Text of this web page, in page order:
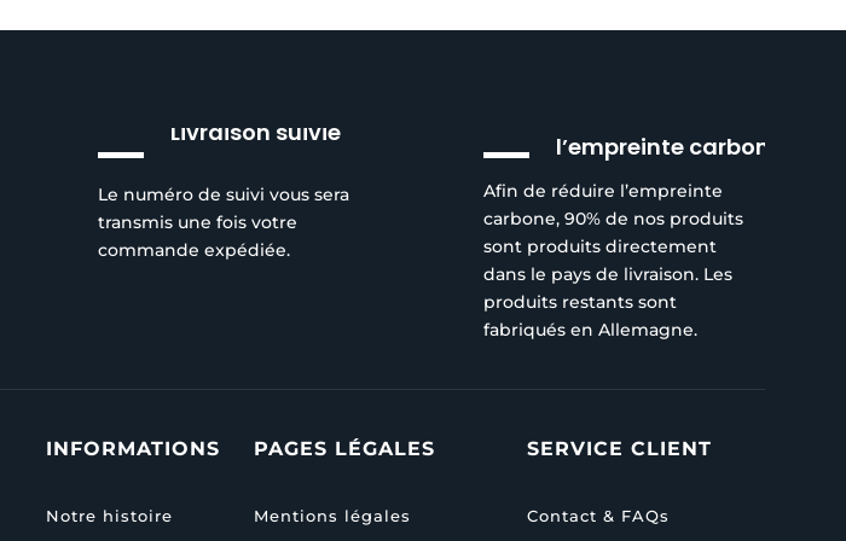
Livraison suivie
Le numéro de suivi vous sera
transmis une fois votre
commande expédiée.
l’empreinte carbone
Afin de réduire l’empreinte
carbone, 90% de nos produits
sont produits directement
dans le pays de livraison. Les
produits restants sont
fabriqués en Allemagne.
INFORMATIONS
Notre histoire
PAGES LÉGALES
Mentions légales
SERVICE CLIENT
Contact & FAQs